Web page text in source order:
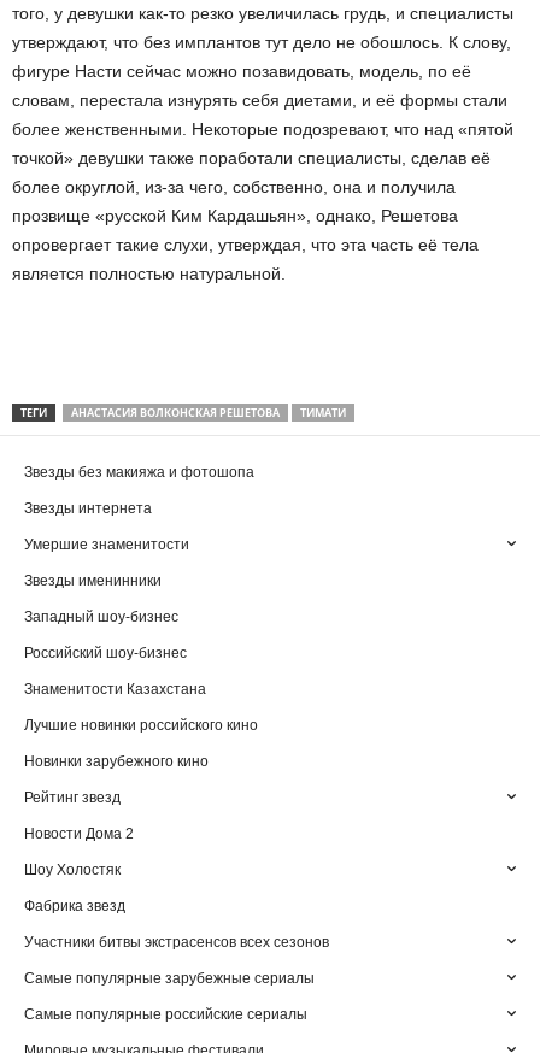
того, у девушки как-то резко увеличилась грудь, и специалисты
утверждают, что без имплантов тут дело не обошлось. К слову,
фигуре Насти сейчас можно позавидовать, модель, по её
словам, перестала изнурять себя диетами, и её формы стали
более женственными. Некоторые подозревают, что над «пятой
точкой» девушки также поработали специалисты, сделав её
более округлой, из-за чего, собственно, она и получила
прозвище «русской Ким Кардашьян», однако, Решетова
опровергает такие слухи, утверждая, что эта часть её тела
является полностью натуральной.
ТЕГИ АНАСТАСИЯ ВОЛКОНСКАЯ РЕШЕТОВА ТИМАТИ
Звезды без макияжа и фотошопа
Звезды интернета
Умершие знаменитости
Звезды именинники
Западный шоу-бизнес
Российский шоу-бизнес
Знаменитости Казахстана
Лучшие новинки российского кино
Новинки зарубежного кино
Рейтинг звезд
Новости Дома 2
Шоу Холостяк
Фабрика звезд
Участники битвы экстрасенсов всех сезонов
Самые популярные зарубежные сериалы
Самые популярные российские сериалы